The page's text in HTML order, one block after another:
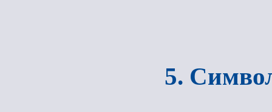
5.